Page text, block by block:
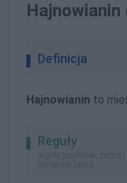
Hajnowianin
Definicja
Hajnowianin to
Reguły
reguły językowe,
komentarzami)